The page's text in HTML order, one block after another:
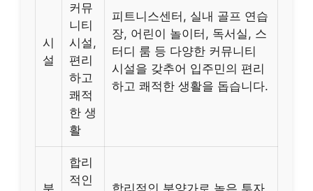
시
설
커뮤
니티
시설,
편리
하고
쾌적
한 생
활
피트니스센터, 실내 골프 연습
장, 어린이 놀이터, 독서실, 스
터디 룸 등 다양한 커뮤니티
시설을 갖추어 입주민의 편리
하고 쾌적한 생활을 돕습니다.
분
합리
적인
합리적인 분양가로 높은 투자